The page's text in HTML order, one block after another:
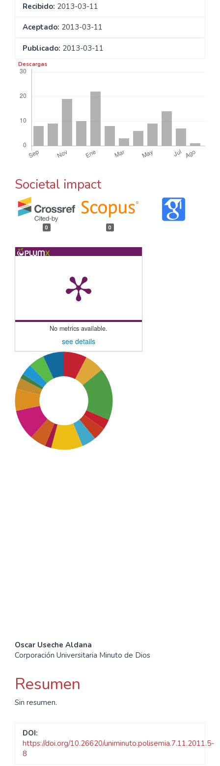
Recibido: 2013-03-11
Aceptado: 2013-03-11
Publicado: 2013-03-11
Descargas
Societal impact
0 0
No metrics available.
see details
Contenido
principal
del
artículo
Oscar Useche Aldana
Corporación Universitaria Minuto de Dios
Resumen
Sin resumen.
DOI:
https://doi.org/10.26620/uniminuto.polisemia.7.11.2011.5-
8